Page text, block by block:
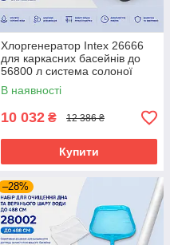
Хлоргенератор Intex 26666
для каркасних басейнів до
56800 л система солоної
води 11 г/год
В наявності
10 032 ₴ 12 386 ₴
Купити
–28%